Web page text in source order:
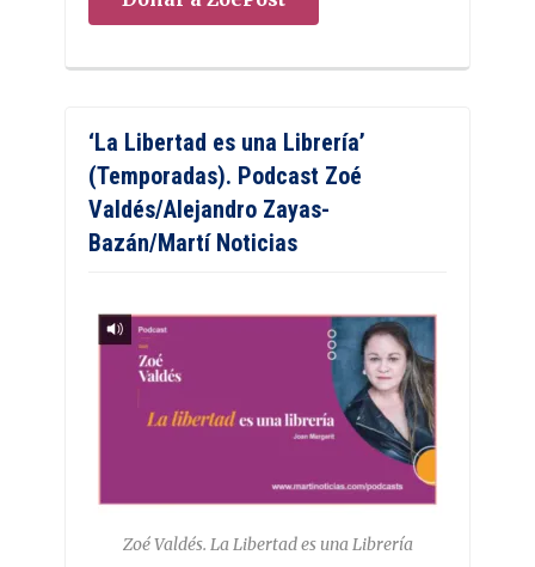
‘La Libertad es una Librería’
(Temporadas). Podcast Zoé
Valdés/Alejandro Zayas-
Bazán/Martí Noticias
Zoé Valdés. La Libertad es una Librería